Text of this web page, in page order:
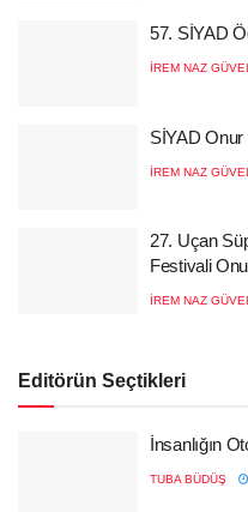
57. SİYAD
İREM NAZ GÜVEL
SİYAD Onur
İREM NAZ GÜVEL
27. Uçan
Festivali
İREM NAZ GÜVEL
Editörün Seçtikleri
İnsanlığın
TUBA BÜDÜŞ